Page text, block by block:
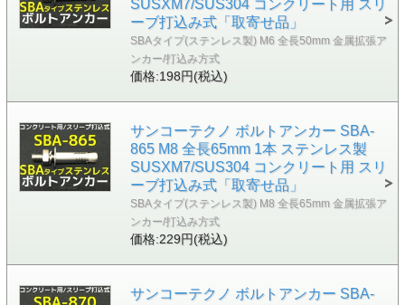
SUSXM7/SUS304 コンクリート用 スリ
ーブ打込み式「取寄せ品」
SBAタイプ(ステンレス製) M6 全長50mm 金属拡張ア
ンカー/打込み方式
価格:198円(税込)
サンコーテクノ ボルトアンカー SBA-
865 M8 全長65mm 1本 ステンレス製
SUSXM7/SUS304 コンクリート用 スリ
ーブ打込み式「取寄せ品」
SBAタイプ(ステンレス製) M8 全長65mm 金属拡張ア
ンカー/打込み方式
価格:229円(税込)
サンコーテクノ ボルトアンカー SBA-